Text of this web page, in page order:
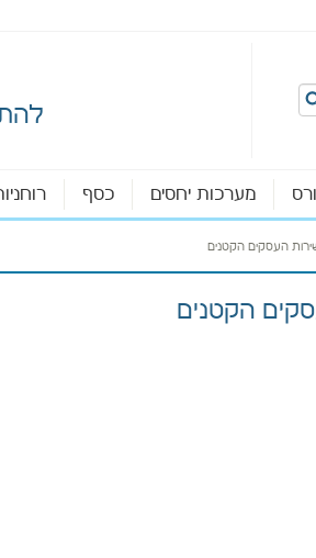
מערכות יחסים כסף
העסקים הקטנים
הקטנים